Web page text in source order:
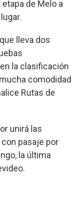
etapa de Melo a
lleva dos
la clasificación
comodidad
Rutas de
unirá las
pasaje por
la última